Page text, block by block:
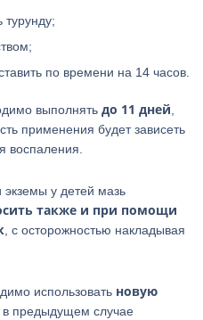
турунду;
по времени на 14 часов.
выполнятьдо 11 дней
применения будет зависеть
воспаления.
экземы у детей мазь
также и при помощи
, с осторожностью накладывая
использовать новую
в предыдущем случае